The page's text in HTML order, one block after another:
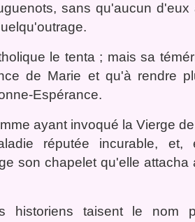
sans qu'aucun d'eux
le tenta ; mais sa
de Marie et qu'à rendre
Espérance.
ayant invoqué la Vierge
réputée incurable, et,
son chapelet qu'elle attacha
historiens taisent le nom